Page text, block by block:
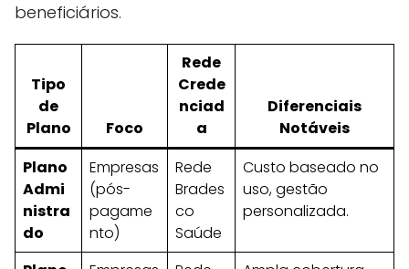
beneficiários.
Tipo
de
Plano
Foco
Rede
Crede
nciad
a
Diferenciais
Notáveis
Plano
Admi
nistra
do
Empresas
(pós-
pagame
nto)
Rede
Brades
co
Saúde
Custo baseado no
uso, gestão
personalizada.